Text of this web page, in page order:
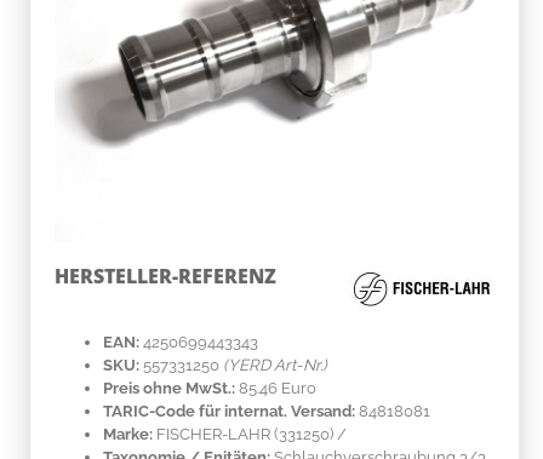
HERSTELLER-REFERENZ
EAN: 4250699443343
SKU: 557331250 (YERD Art-Nr.)
Preis ohne MwSt.: 85.46 Euro
TARIC-Code für internat. Versand: 84818081
Marke: FISCHER-LAHR (331250) /